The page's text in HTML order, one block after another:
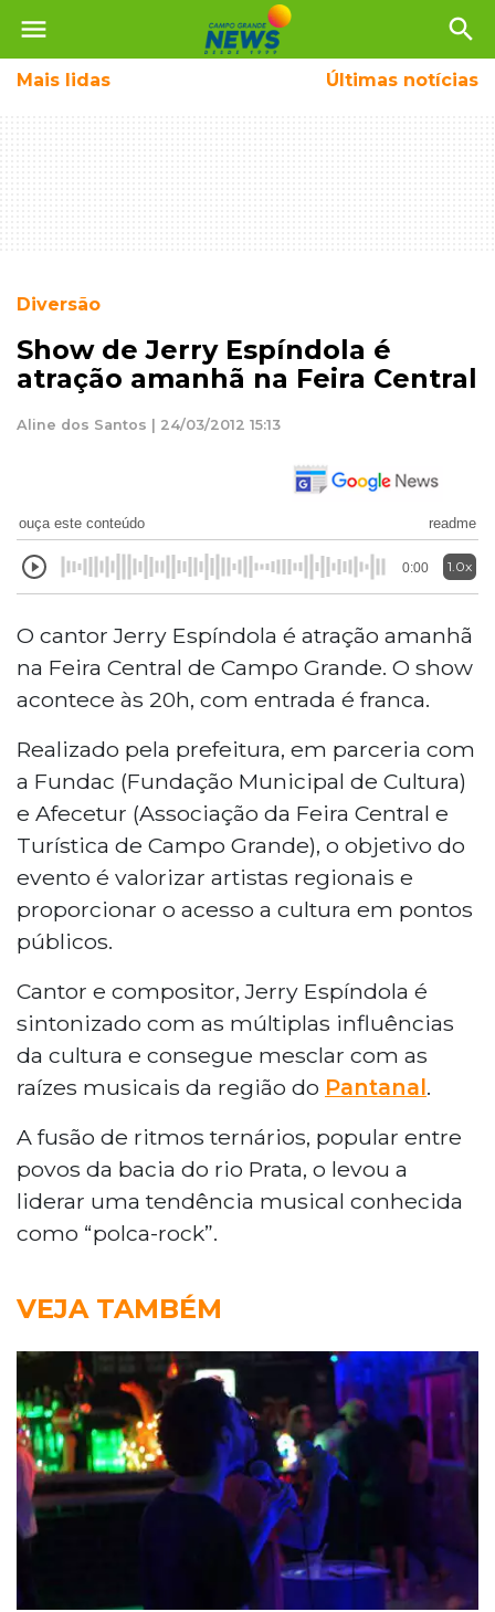
menu search
Mais lidas Últimas notícias
Diversão
Show de Jerry Espíndola é
atração amanhã na Feira Central
Aline dos Santos | 24/03/2012 15:13
ouça este conteúdo readme
0:00 1.0x
O cantor Jerry Espíndola é atração amanhã
na Feira Central de Campo Grande. O show
acontece às 20h, com entrada é franca.
Realizado pela prefeitura, em parceria com
a Fundac (Fundação Municipal de Cultura)
e Afecetur (Associação da Feira Central e
Turística de Campo Grande), o objetivo do
evento é valorizar artistas regionais e
proporcionar o acesso a cultura em pontos
públicos.
Cantor e compositor, Jerry Espíndola é
sintonizado com as múltiplas influências
da cultura e consegue mesclar com as
raízes musicais da região do Pantanal.
A fusão de ritmos ternários, popular entre
povos da bacia do rio Prata, o levou a
liderar uma tendência musical conhecida
como “polca-rock”.
VEJA TAMBÉM